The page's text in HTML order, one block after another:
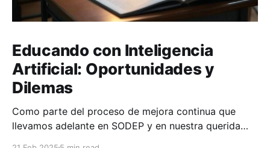
Educando con Inteligencia
Artificial: Oportunidades y
Dilemas
Como parte del proceso de mejora continua que
llevamos adelante en SODEP y en nuestra querida